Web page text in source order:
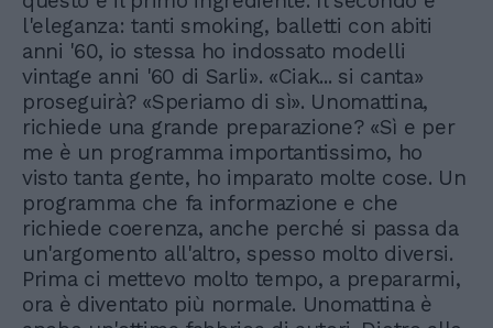
l'eleganza: tanti smoking, balletti con abiti
anni '60, io stessa ho indossato modelli
vintage anni '60 di Sarli». «Ciak... si canta»
proseguirà? «Speriamo di sì». Unomattina,
richiede una grande preparazione? «Sì e per
me è un programma importantissimo, ho
visto tanta gente, ho imparato molte cose. Un
programma che fa informazione e che
richiede coerenza, anche perché si passa da
un'argomento all'altro, spesso molto diversi.
Prima ci mettevo molto tempo, a prepararmi,
ora è diventato più normale. Unomattina è